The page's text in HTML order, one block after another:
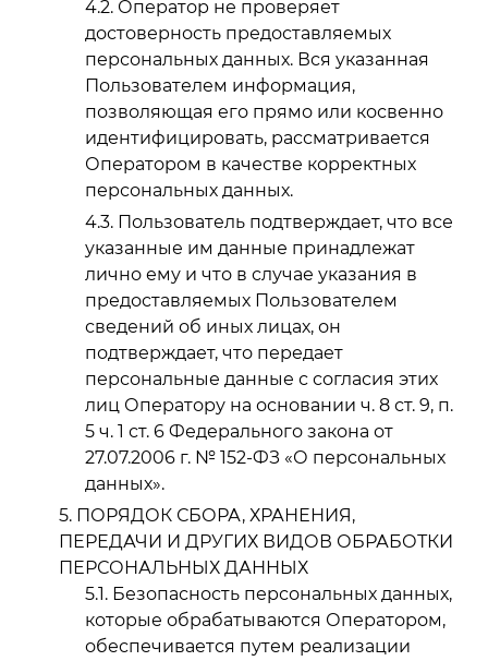
Оператор не проверяет
достоверность предоставляемых
персональных данных. Вся указанная
Пользователем информация,
позволяющая его прямо или косвенно
идентифицировать, рассматривается
Оператором в качестве корректных
персональных данных.
Пользователь подтверждает, что все
указанные им данные принадлежат
лично ему и что в случае указания в
предоставляемых Пользователем
сведений об иных лицах, он
подтверждает, что передает
персональные данные с согласия этих
лиц Оператору на основании ч. 8 ст. 9, п.
5 ч. 1 ст. 6 Федерального закона от
27.07.2006 г. № 152-ФЗ «О персональных
данных».
ПОРЯДОК СБОРА, ХРАНЕНИЯ,
ПЕРЕДАЧИ И ДРУГИХ ВИДОВ ОБРАБОТКИ
ПЕРСОНАЛЬНЫХ ДАННЫХ
Безопасность персональных данных,
которые обрабатываются Оператором,
обеспечивается путем реализации